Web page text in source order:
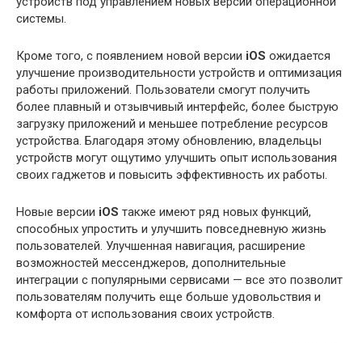
системы.
Кроме того, с появлением новой версии iOS ожидается
улучшение производительности устройств и оптимизация
работы приложений. Пользователи смогут получить
более плавный и отзывчивый интерфейс, более быструю
загрузку приложений и меньшее потребление ресурсов
устройства. Благодаря этому обновлению, владельцы
устройств могут ощутимо улучшить опыт использования
своих гаджетов и повысить эффективность их работы.
Новые версии iOS также имеют ряд новых функций,
способных упростить и улучшить повседневную жизнь
пользователей. Улучшенная навигация, расширение
возможностей мессенджеров, дополнительные
интеграции с популярными сервисами — все это позволит
пользователям получить еще больше удовольствия и
комфорта от использования своих устройств.